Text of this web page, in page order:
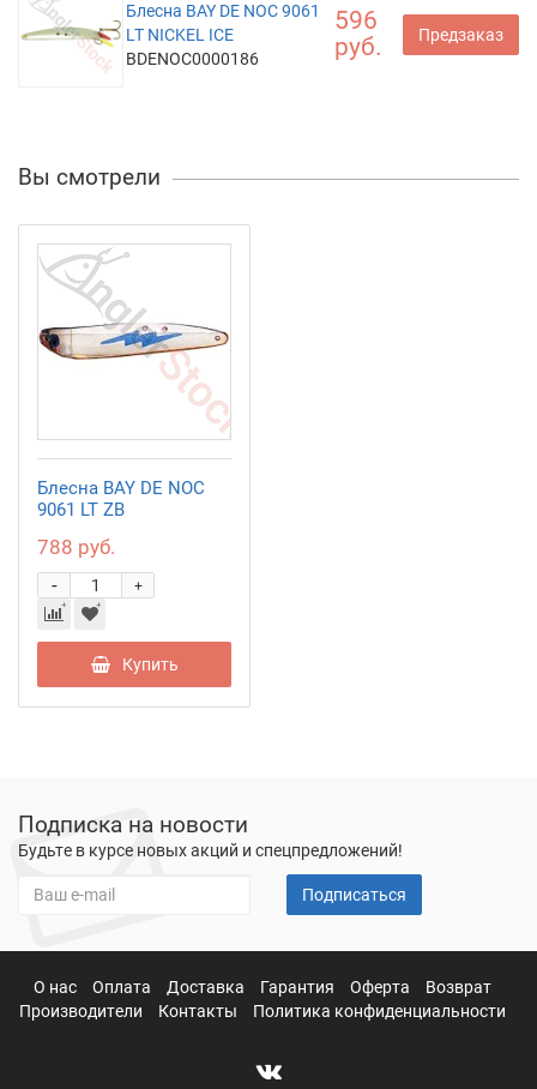
Блесна BAY DE NOC 9061
LT NICKEL ICE
BDENOC0000186
596
руб.
Предзаказ
Вы смотрели
Блесна BAY DE NOC
9061 LT ZB
788 руб.
+
-
Купить
Подписка на новости
Будьте в курсе новых акций и спецпредложений!
Подписаться
О нас Оплата Доставка Гарантия Оферта
Возврат
Производители
Контакты Политика конфиденциальности